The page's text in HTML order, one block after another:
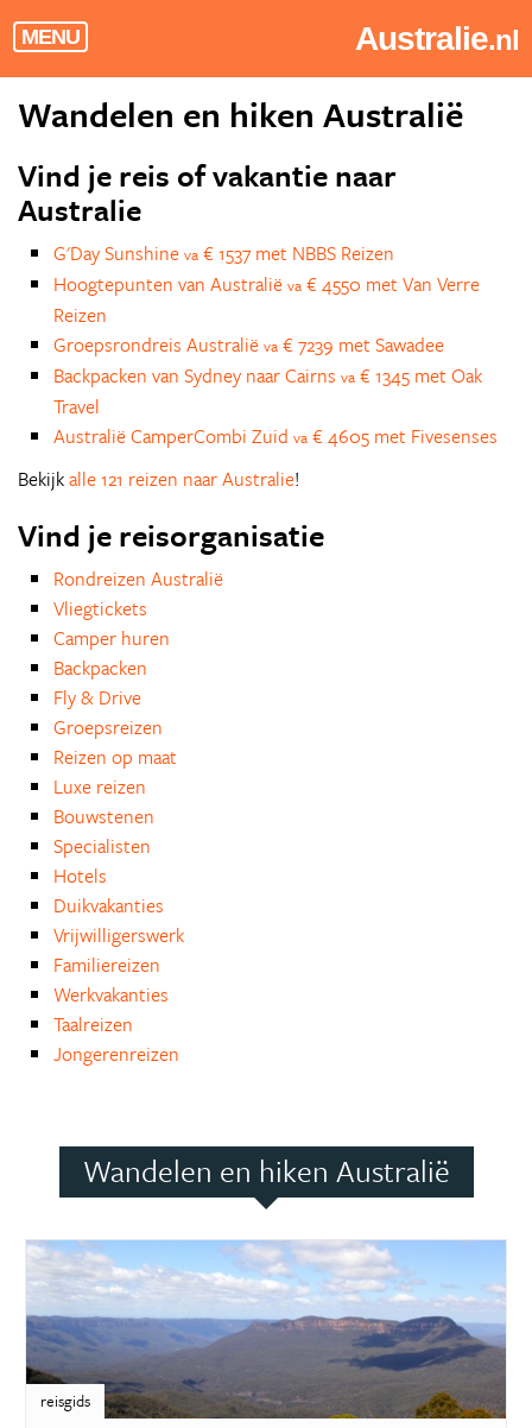
MENU Australie.nl
Wandelen en hiken Australië
Vind je reis of vakantie naar
Australie
G'Day Sunshine va € 1537 met NBBS Reizen
Hoogtepunten van Australië va € 4550 met Van Verre
Reizen
Groepsrondreis Australië va € 7239 met Sawadee
Backpacken van Sydney naar Cairns va € 1345 met Oak
Travel
Australië CamperCombi Zuid va € 4605 met Fivesenses
Bekijkalle 121 reizen naar Australie!
Vind je reisorganisatie
Rondreizen Australië
Vliegtickets
Camper huren
Backpacken
Fly & Drive
Groepsreizen
Reizen op maat
Luxe reizen
Bouwstenen
Specialisten
Hotels
Duikvakanties
Vrijwilligerswerk
Familiereizen
Werkvakanties
Taalreizen
Jongerenreizen
Wandelen en hiken Australië
reisgids